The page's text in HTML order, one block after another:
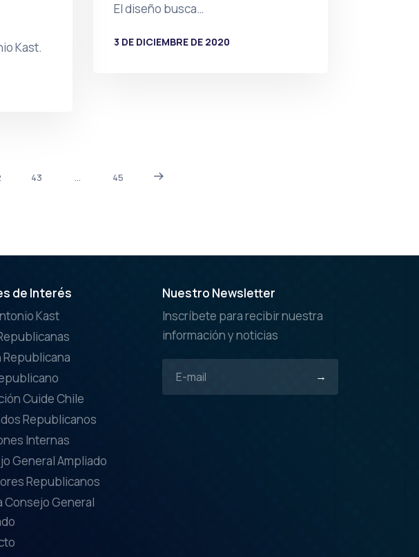
El diseño busca…
3 DE DICIEMBRE DE 2020
Kast.
43 … 45
de Interés
Kast
Republicana
Cuide Chile
Republicanos
Internas
General Ampliado
Republicanos
Consejo General
Nuestro Newsletter
Inscríbete para recibir nuestra
información y noticias